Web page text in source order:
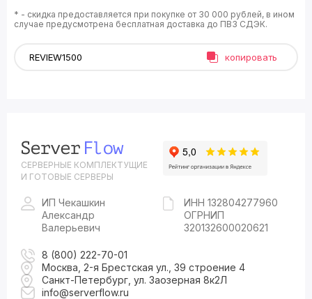
* - скидка предоставляется при покупке от 30 000 рублей, в ином
случае предусмотрена бесплатная доставка до ПВЗ СДЭК.
копировать
СЕРВЕРНЫЕ КОМПЛЕКТУЩИЕ
И ГОТОВЫЕ СЕРВЕРЫ
ИП Чекашкин
Александр
Валерьевич
ИНН 132804277960
ОГРНИП
320132600020621
8 (800) 222-70-01
Москва, 2-я Брестская ул., 39 строение 4
Санкт-Петербург, ул. Заозерная 8к2Л
info@serverflow.ru